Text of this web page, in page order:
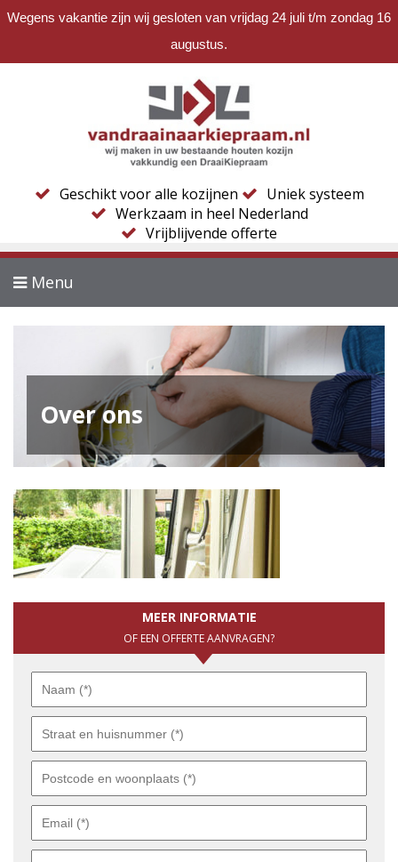
Wegens vakantie zijn wij gesloten van vrijdag 24 juli t/m zondag 16
augustus.
Geschikt voor alle kozijnen
Uniek systeem
Werkzaam in heel Nederland
Vrijblijvende offerte
Menu
Over ons
MEER INFORMATIE
OF EEN OFFERTE AANVRAGEN?